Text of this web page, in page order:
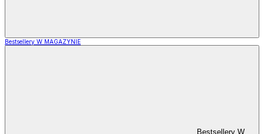
Bestsellery W MAGAZYNIE
Bestsellery W